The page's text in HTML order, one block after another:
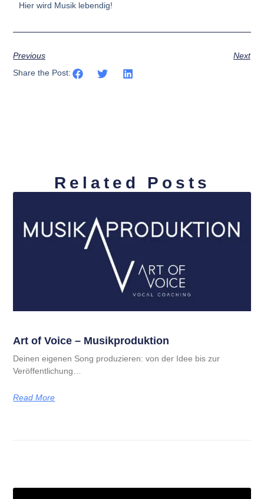
Hier wird Musik lebendig!
Previous
Next
Share the Post:
Related Posts
Art of Voice – Musikproduktion
Deinen eigenen Song produzieren: von der Idee bis zur
Veröffentlichung…
Read More